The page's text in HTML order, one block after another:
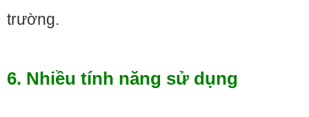
trường.
6. Nhiều tính năng sử dụng